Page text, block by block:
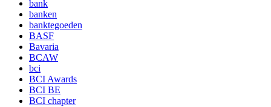
bank
banken
banktegoeden
BASF
Bavaria
BCAW
bci
BCI Awards
BCI BE
BCI chapter